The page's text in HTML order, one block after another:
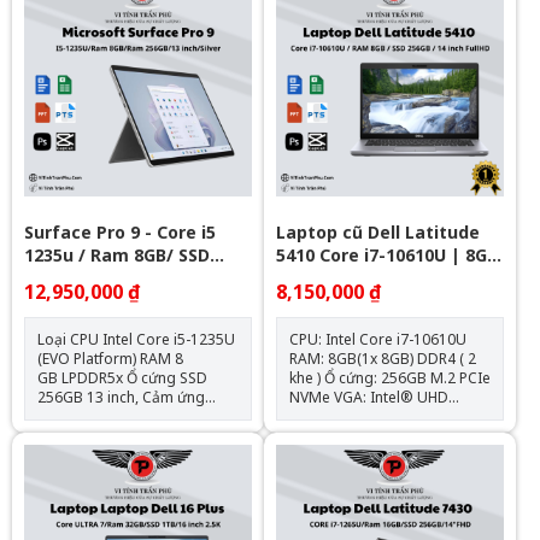
4 ports with DisplayPort Alt
Mode/USB4/Power Delivery l
1 Universal audio port l 1
HDMI 2.0 port Pin + Sạc : Zin
theo máy Hệ điều hành: Chưa
Bao Gồm
port with PowerShare 2
Thunderbolt™ 4 ports with
DisplayPort Alt Mode/USB
Type-C/USB4/Power Delivery
Pin + Sạc : Zin theo máy Hệ
điều hành: Ubuntu
Surface Pro 9 - Core i5
1235u / Ram 8GB/ SSD
256GB/ 13 inch Touch 2880
x 1920
12,950,000 ₫
Loại CPU Intel Core i5-1235U
(EVO Platform) RAM 8
GB LPDDR5x Ổ cứng SSD
256GB 13 inch, Cảm ứng
PixelSense™ 2880 x 1920
(267 PPI) Card màn hình
Intel® Iris® Xe Kết Nối: 2 x
USB-C® with USB 4.0/
Thunderbolt™ 4, 1 x Surface
Connect, 1 x Cổng kết nối bàn
phím Hệ điều hành Windows
Laptop cũ Dell Latitude
5410 Core i7-10610U | 8GB
| 256GB | 14 inch FHD
8,150,000 ₫
CPU: Intel Core i7-10610U
RAM: 8GB(1x 8GB) DDR4 ( 2
khe ) Ổ cứng: 256GB M.2 PCIe
NVMe VGA: Intel® UHD
Graphics Màn hình: 14.0 inch
FHD (1920 x 1080) 220 Nit
Anti-Glare Pin: 4 Cell, 68Whr
Cân nặng: 1.48 kg Hệ điều
hành: Chưa Bao Gồm